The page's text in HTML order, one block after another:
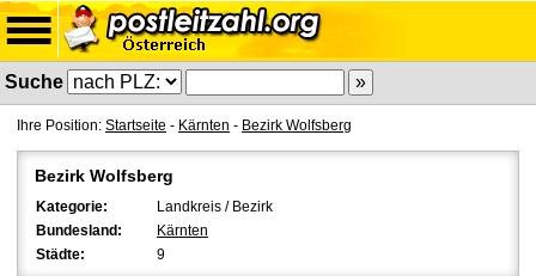
Suche
Ihre Position: Startseite - Kärnten - Bezirk Wolfsberg
Bezirk Wolfsberg
Kategorie:
Landkreis / Bezirk
Bundesland:
Kärnten
Städte:
9